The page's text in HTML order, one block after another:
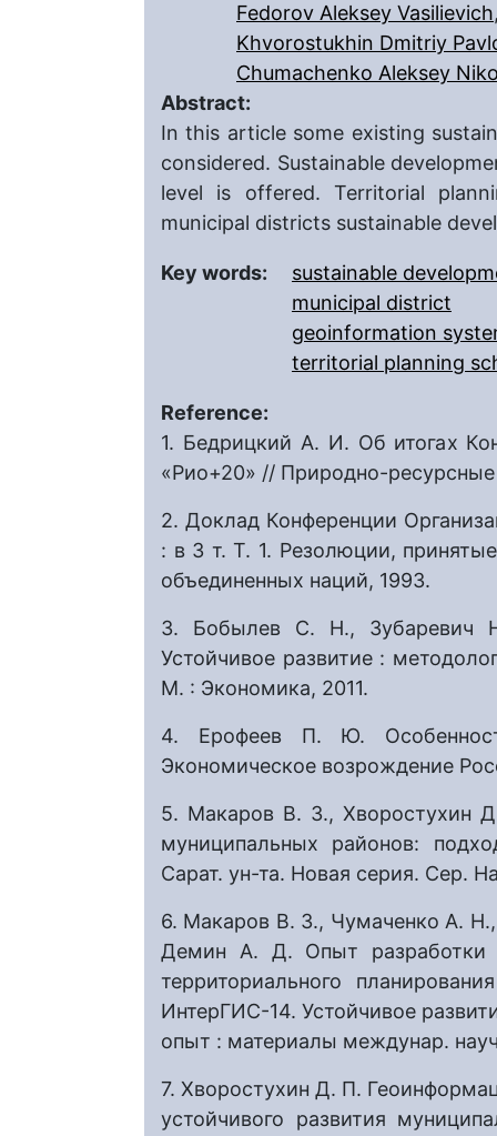
Fedorov Aleksey Vasilievich
Khvorostukhin Dmitriy
Chumachenko Aleksey
Abstract:
In this article some existing
considered. Sustainable
level is offered. Territorial
municipal districts sustainable
Key words:
sustainable
municipal district
geoinformation
territorial planning
Reference:
1. Бедрицкий А. И. Об итогах
«Рио+20» // Природно-
2. Доклад Конференции
: в 3 т. Т. 1. Резолюции,
объединенных наций, 1993.
3. Бобылев С. Н.,
Устойчивое развитие :
М. : Экономика, 2011.
4. Ерофеев П. Ю.
Экономическое возрождение
5. Макаров В. З., Хворостухин
муниципальных районов:
Сарат. ун-та. Новая серия. Сер.
6. Макаров В. З., Чумаченко А.
Демин А. Д. Опыт разработки
территориального
ИнтерГИС-14. Устойчивое
опыт : материалы междунар.
7. Хворостухин Д. П.
устойчивого развития